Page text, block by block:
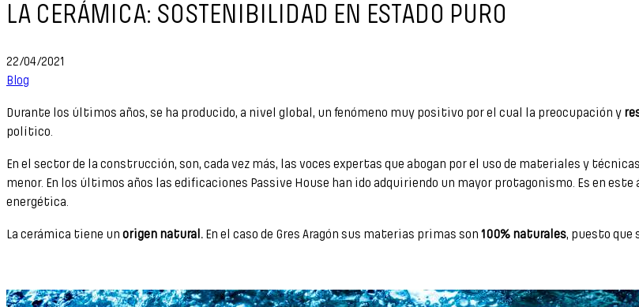
LA CERÁMICA: SOSTENIBILIDAD EN ESTADO PURO
22/04/2021
Blog
Durante los últimos años, se ha producido, a nivel global, un fenómeno muy positivo por el cual la preocupación y
político.
En el sector de la construcción, son, cada vez más, las voces expertas que abogan por el uso de materiales y
menor. En los últimos años las edificaciones Passive House han ido adquiriendo un mayor protagonismo. Es en
energética.
La cerámica tiene un origen natural. En el caso de Gres Aragón sus materias primas son 100% naturales, puesto que